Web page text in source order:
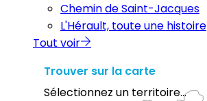
Chemin de Saint-Jacques
L'Hérault, toute une histoire
Tout voir
Trouver sur la carte
Sélectionnez un territoire...